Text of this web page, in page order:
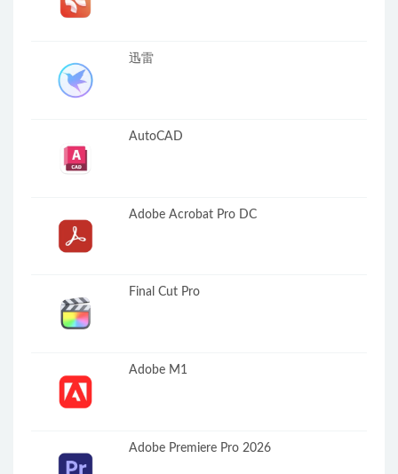
迅雷
AutoCAD
Adobe Acrobat Pro DC
Final Cut Pro
Adobe M1
Adobe Premiere Pro 2026